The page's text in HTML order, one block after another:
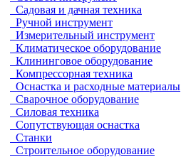
Садовая и дачная техника
Ручной инструмент
Измерительный инструмент
Климатическое оборудование
Клининговое оборудование
Компрессорная техника
Оснастка и расходные материалы
Сварочное оборудование
Силовая техника
Сопутствующая оснастка
Станки
Строительное оборудование